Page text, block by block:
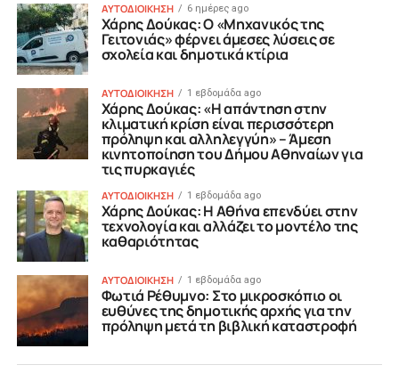
ΑΥΤΟΔΙΟΙΚΗΣΗ 6 ημέρες ago
Χάρης Δούκας: Ο «Μηχανικός της
Γειτονιάς» φέρνει άμεσες λύσεις σε
σχολεία και δημοτικά κτίρια
ΑΥΤΟΔΙΟΙΚΗΣΗ 1 εβδομάδα ago
Χάρης Δούκας: «Η απάντηση στην
κλιματική κρίση είναι περισσότερη
πρόληψη και αλληλεγγύη» – Άμεση
κινητοποίηση του Δήμου Αθηναίων για
τις πυρκαγιές
ΑΥΤΟΔΙΟΙΚΗΣΗ 1 εβδομάδα ago
Χάρης Δούκας: Η Αθήνα επενδύει στην
τεχνολογία και αλλάζει το μοντέλο της
καθαριότητας
ΑΥΤΟΔΙΟΙΚΗΣΗ 1 εβδομάδα ago
Φωτιά Ρέθυμνο: Στο μικροσκόπιο οι
ευθύνες της δημοτικής αρχής για την
πρόληψη μετά τη βιβλική καταστροφή